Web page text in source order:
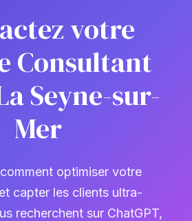
votre
Consultant
Seyne-sur-
Mer
optimiser votre
capter les clients ultra-
recherchent sur ChatGPT,